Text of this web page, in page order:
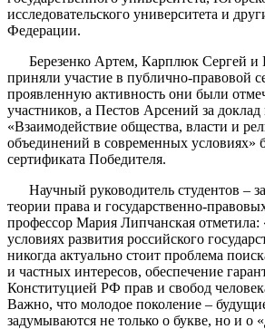
исследовательского университета и
Федерации.
Березенко Артем, Карплюк Сергей и
приняли участие в публично-правовой
проявленную активность они были
участников, а Пестов Арсений за доклад
«Взаимодействие общества, власти и
объединений в современных условиях»
сертификата Победителя.
Научный руководитель студентов –
теории права и государственно-
профессор Мария Липчанская
условиях развития российского
никогда актуально стоит проблема
и частных интересов, обеспечение
Конституцией РФ прав и свобод
Важно, что молодое поколение –
задумываются не только о букве, но и о